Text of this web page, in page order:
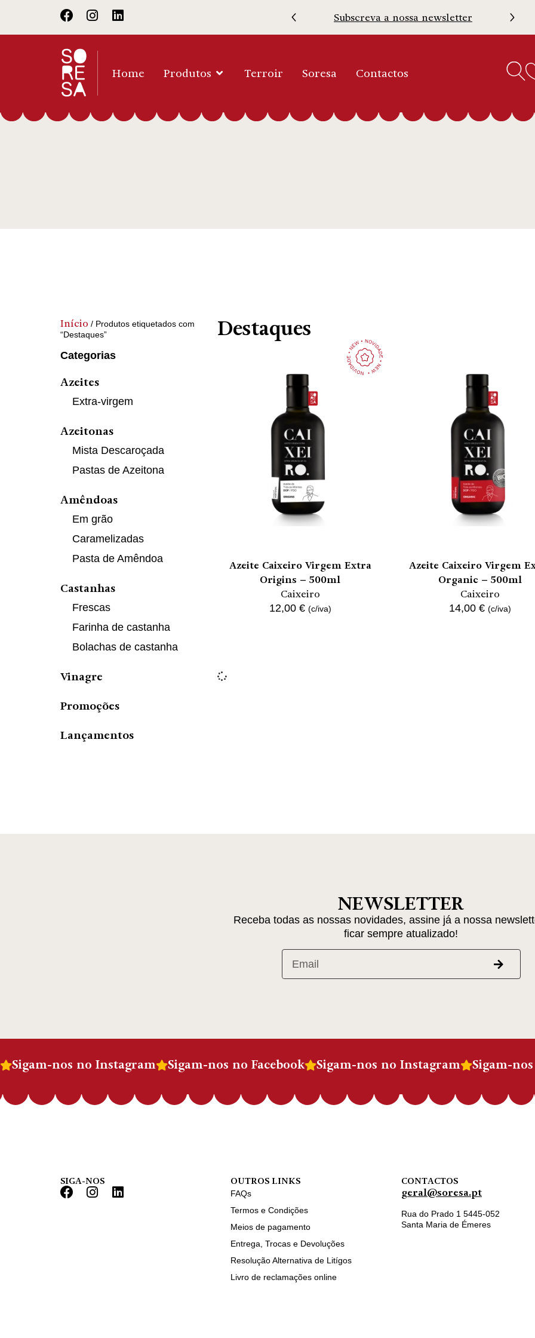
Subscreva a nossa newsletter
Home Produtos Terroir Soresa Contactos
Início / Produtos etiquetados com
“Destaques”
Categorias
Azeites
Extra-virgem
Azeitonas
Mista Descaroçada
Pastas de Azeitona
Amêndoas
Em grão
Caramelizadas
Pasta de Amêndoa
Castanhas
Frescas
Farinha de castanha
Bolachas de castanha
Vinagre
Promoções
Lançamentos
Destaques
Azeite Caixeiro Virgem Extra
Origins – 500ml
Caixeiro
12,00 € (c/iva)
Azeite Caixeiro Virgem
Organic – 500ml
Caixeiro
14,00 € (c/iva)
NEWSLETTER
Receba todas as nossas novidades, assine já a nossa
ficar sempre atualizado!
Sigam-nos no Instagram Sigam-nos no Facebook Sigam-nos no Instagram Sigam-
SIGA-NOS OUTROS LINKS
FAQs
Termos e Condições
Meios de pagamento
Entrega, Trocas e Devoluções
Resolução Alternativa de Litígos
Livro de reclamações online
CONTACTOS
geral@soresa.pt
Rua do Prado 1 5445-052
Santa Maria de Émeres